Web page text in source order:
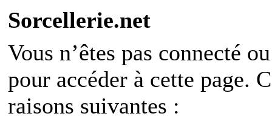
Sorcellerie.net
Vous n’êtes pas connecté
pour accéder à cette page.
raisons suivantes :